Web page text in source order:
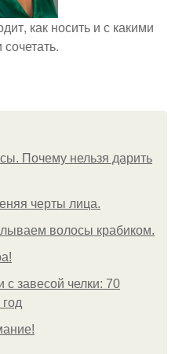
как носить и с какими
Почему нельзя дарить
черты лица.
волосы крабиком.
завесой челки: 70